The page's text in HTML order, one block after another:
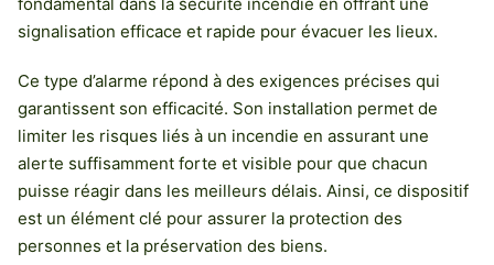
signalisation efficace et rapide pour évacuer les lieux.
Ce type d’alarme répond à des exigences précises qui
garantissent son efficacité. Son installation permet de
limiter les risques liés à un incendie en assurant une
alerte suffisamment forte et visible pour que chacun
puisse réagir dans les meilleurs délais. Ainsi, ce dispositif
est un élément clé pour assurer la protection des
personnes et la préservation des biens.